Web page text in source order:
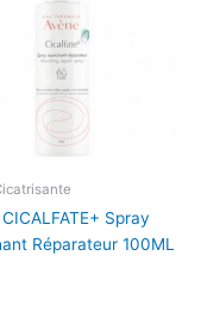
CICALFATE+ Spray
Réparateur 100ML